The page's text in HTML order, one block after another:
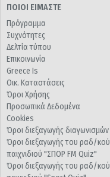
ΠΟΙΟΙ ΕΙΜΑΣΤΕ
Πρόγραμμα
Συχνότητες
Δελτία τύπου
Επικοινωνία
Greece Is
Οικ. Καταστάσεις
Όροι Χρήσης
Προσωπικά Δεδομένα
Cookies
Όροι διεξαγωγής διαγωνισμών
Όροι διεξαγωγής του ραδ/κού
παιχνιδιού "ΣΠΟΡ FM Quiz"
Όροι διεξαγωγής του ραδ/κού